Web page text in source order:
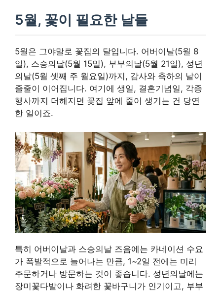
5월, 꽃이 필요한 날들
5월은 그야말로 꽃집의 달입니다. 어버이날(5월 8
일), 스승의날(5월 15일), 부부의날(5월 21일), 성년
의날(5월 셋째 주 월요일)까지, 감사와 축하의 날이
줄줄이 이어집니다. 여기에 생일, 결혼기념일, 각종
행사까지 더해지면 꽃집 앞에 줄이 생기는 건 당연
한 일이죠.
특히 어버이날과 스승의날 즈음에는 카네이션 수요
가 폭발적으로 늘어나는 만큼, 1~2일 전에는 미리
주문하거나 방문하는 것이 좋습니다. 성년의날에는
장미꽃다발이나 화려한 꽃바구니가 인기이고, 부부